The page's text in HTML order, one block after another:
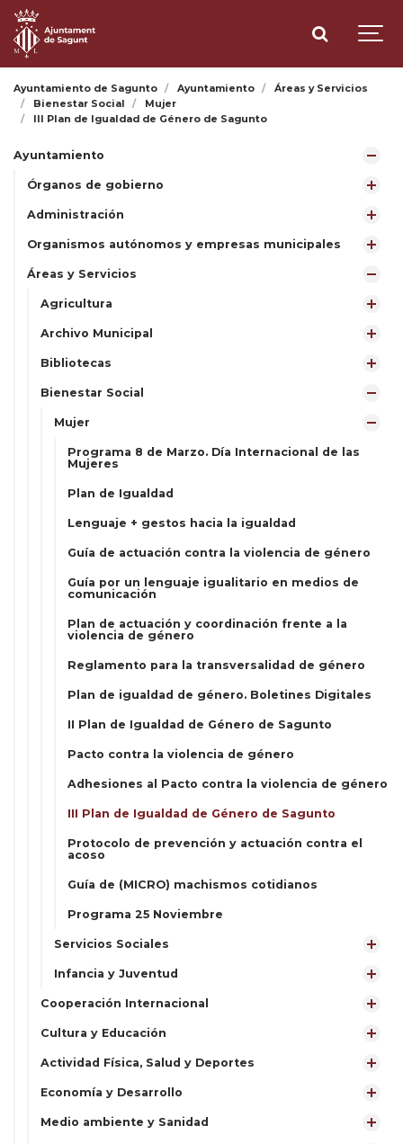
Ayuntamiento de Sagunto Ayuntamiento
Áreas y Servicios
Bienestar Social
Mujer
III Plan de Igualdad de Género de Sagunto
Ayuntamiento
Órganos de gobierno
Administración
Organismos autónomos y empresas municipales
Áreas y Servicios
Agricultura
Archivo Municipal
Bibliotecas
Bienestar Social
Mujer
Programa 8 de Marzo. Día Internacional de las
Mujeres
Plan de Igualdad
Lenguaje + gestos hacia la igualdad
Guía de actuación contra la violencia de género
Guía por un lenguaje igualitario en medios de
comunicación
Plan de actuación y coordinación frente a la
violencia de género
Reglamento para la transversalidad de género
Plan de igualdad de género. Boletines Digitales
II Plan de Igualdad de Género de Sagunto
Pacto contra la violencia de género
Adhesiones al Pacto contra la violencia de género
III Plan de Igualdad de Género de Sagunto
Protocolo de prevención y actuación contra el
acoso
Guía de (MICRO) machismos cotidianos
Programa 25 Noviembre
Servicios Sociales
Infancia y Juventud
Cooperación Internacional
Cultura y Educación
Actividad Física, Salud y Deportes
Economía y Desarrollo
Medio ambiente y Sanidad